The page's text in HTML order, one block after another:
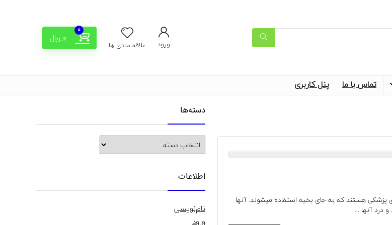
ورود علاقه مندی ها
0
0 ﷼
تماس با ما پنل کاربری
هستند که به جای بخیه استفاده میشوند. آنها
درد آنها ...
دسته‌ها
دسته‌ها
اطلاعات
نام‌نویسی
ورود